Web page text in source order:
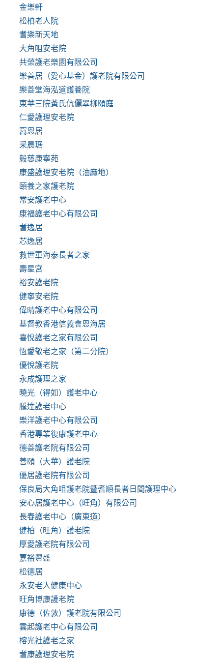
金樂軒
松柏老人院
耆樂新天地
大角咀安老院
共榮護老樂園有限公司
樂善居（愛心基金）護老院有限公司
樂善堂海泓道護養院
東華三院黃氏伉儷翠柳頤庭
仁愛護理安老院
窩恩居
采晨琚
毅慈康寧苑
康盛護理安老院（油麻地）
頤養之家護老院
常安護老中心
康福護老中心有限公司
耆逸居
芯逸居
救世軍海泰長者之家
壽星宮
裕安護老院
健寧安老院
偉晴護老中心有限公司
基督教香港信義會恩海居
喜悅護老之家有限公司
恆愛敬老之家（第二分院）
優悅護老院
永成護理之家
曉光（得如）護老中心
騰達護老中心
樂洋護老中心有限公司
香港專業復康護老中心
德善護老院有限公司
善頤（大華）護老院
優居護老院有限公司
保良局大角咀護老院暨耆順長者日間護理中心
安心居護老中心（旺角）有限公司
長春護老中心（廣東道）
健柏（旺角）護老院
厚愛護老院有限公司
嘉裕豐盛
松德居
永安老人健康中心
旺角博康護老院
康德（佐敦）護老院有限公司
雲起護老中心有限公司
榕光社護老之家
耆康護理安老院